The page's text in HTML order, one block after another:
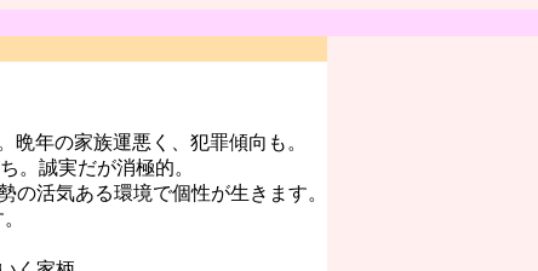
晩年の家族運悪く、犯罪傾向も。
。誠実だが消極的。
の活気ある環境で個性が生きます。